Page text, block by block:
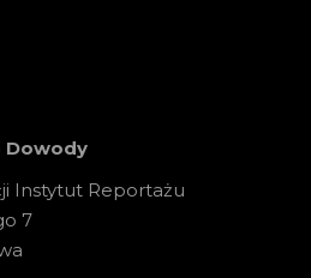
Dowody
Instytut Reportażu
7